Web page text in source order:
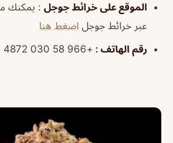
الموقع على خرائط جوجل : يمكنك
عبر خرائط جوجل اضغط هنا
رقم الهاتف :
+966 58 030 4872